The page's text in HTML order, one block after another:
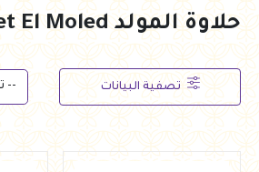
حلاوة المولد Halawet El Moled
تصفية البيانات